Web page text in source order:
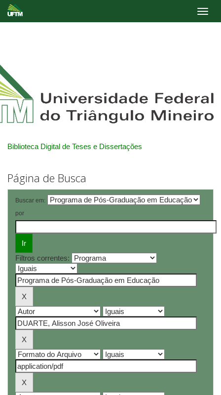
Biblioteca Digital de Teses e Dissertações
Página de Busca
Buscar em:
por
Filtros correntes: